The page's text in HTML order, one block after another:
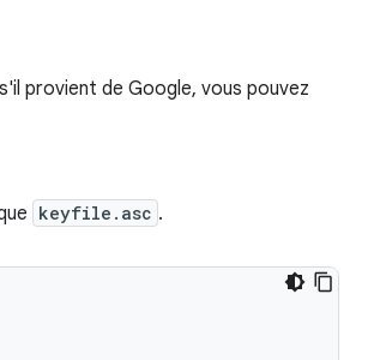
provient de Google, vous pouvez
keyfile.asc .